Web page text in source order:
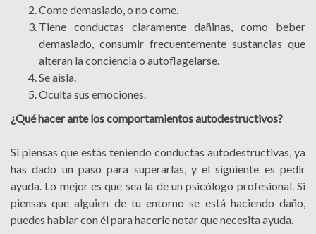
Come demasiado, o no come.
Tiene conductas claramente dañinas, como beber
demasiado, consumir frecuentemente sustancias que
alteran la conciencia o autoflagelarse.
Se aisla.
Oculta sus emociones.
¿Qué hacer ante los comportamientos autodestructivos?
Si piensas que estás teniendo conductas autodestructivas, ya
has dado un paso para superarlas, y el siguiente es pedir
ayuda. Lo mejor es que sea la de un psicólogo profesional. Si
piensas que alguien de tu entorno se está haciendo daño,
puedes hablar con él para hacerle notar que necesita ayuda.